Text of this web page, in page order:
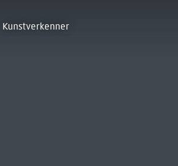
Kunstverkenner